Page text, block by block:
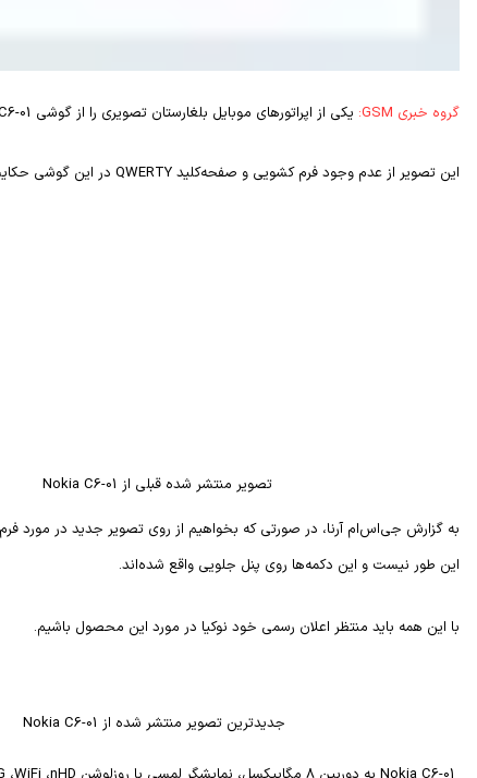
گروه خبری GSM: یکی از اپراتورهای موبایل بلغارستان تصویری را از گوشی 01
این تصویر از عدم وجود فرم کشویی و صفحه‌کلید QWERTY در این گوشی
تصویر منتشر شده قبلی از Nokia C6-01
به گزارش جی‌اس‌ام آرنا، در صورتی که بخواهیم از روی تصویر جدید در مورد
این طور نیست و این دکمه‌ها روی پنل جلویی واقع شده‌اند.
با این همه باید منتظر اعلان رسمی خود نوکیا در مورد این محصول باشیم.
جدیدترین تصویر منتشر شده از Nokia C6-01